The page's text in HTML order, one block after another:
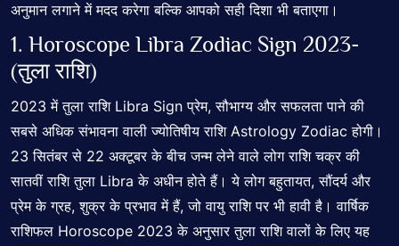
अनुमान लगाने में मदद करेगा बल्कि आपको सही दिशा भी बताएगा।
1. Horoscope Libra Zodiac Sign 2023-
(तुला राशि)
2023 में तुला राशि Libra Sign प्रेम, सौभाग्य और सफलता पाने की
सबसे अधिक संभावना वाली ज्योतिषीय राशि Astrology Zodiac होगी।
23 सितंबर से 22 अक्टूबर के बीच जन्म लेने वाले लोग राशि चक्र की
सातवींराशि तुला Libra के अधीन होते हैं। ये लोग बहुतायत, सौंदर्य और
प्रेम के ग्रह, शुक्र के प्रभाव में हैं, जो वायु राशि पर भी हावी है। वार्षिक
राशिफल Horoscope 2023 के अनुसार तुला राशि वालों के लिए यह